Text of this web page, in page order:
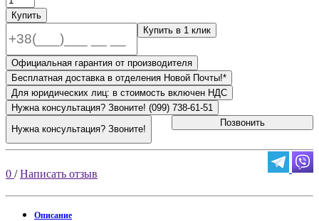
Купить
Купить в 1 клик
Официальная гарантия от производителя
Бесплатная доставка в отделения Новой Почты!*
Для юридических лиц: в стоимость включен НДС
Нужна консультация? Звоните! (099) 738-61-51
Нужна консультация? Звоните!
Позвонить
0 /Написать отзыв
Описание